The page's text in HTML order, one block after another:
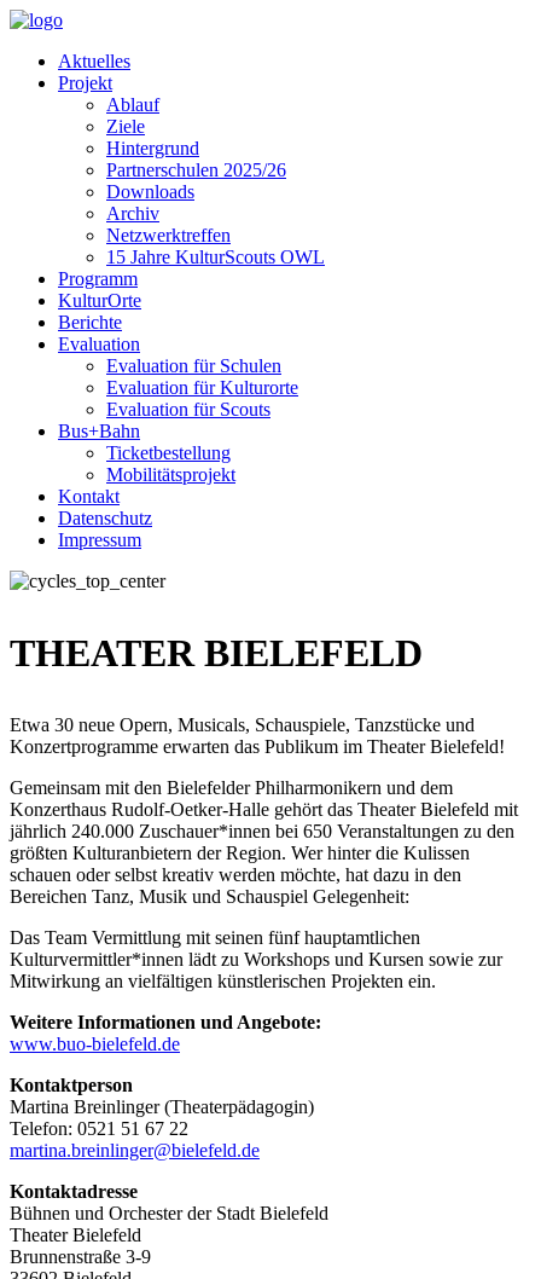
Aktuelles
Projekt
Ablauf
Ziele
Hintergrund
Partnerschulen 2025/26
Downloads
Archiv
Netzwerktreffen
15 Jahre KulturScouts OWL
Programm
KulturOrte
Berichte
Evaluation
Evaluation für Schulen
Evaluation für Kulturorte
Evaluation für Scouts
Bus+Bahn
Ticketbestellung
Mobilitätsprojekt
Kontakt
Datenschutz
Impressum
THEATER BIELEFELD
Etwa 30 neue Opern, Musicals, Schauspiele, Tanzstücke und
Konzertprogramme erwarten das Publikum im Theater Bielefeld!
Gemeinsam mit den Bielefelder Philharmonikern und dem
Konzerthaus Rudolf-Oetker-Halle gehört das Theater Bielefeld mit
jährlich 240.000 Zuschauer*innen bei 650 Veranstaltungen zu den
größten Kulturanbietern der Region. Wer hinter die Kulissen
schauen oder selbst kreativ werden möchte, hat dazu in den
Bereichen Tanz, Musik und Schauspiel Gelegenheit:
Das Team Vermittlung mit seinen fünf hauptamtlichen
Kulturvermittler*innen lädt zu Workshops und Kursen sowie zur
Mitwirkung an vielfältigen künstlerischen Projekten ein.
Weitere Informationen und Angebote:
www.buo-bielefeld.de
Kontaktperson
Martina Breinlinger (Theaterpädagogin)
Telefon: 0521 51 67 22
martina.breinlinger@bielefeld.de
Kontaktadresse
Bühnen und Orchester der Stadt Bielefeld
Theater Bielefeld
Brunnenstraße 3-9